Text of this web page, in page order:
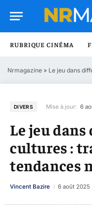
RUBRIQUE CINÉMA
Nrmagazine » Le jeu dans
DIVERS Mise à jour: 6
Le jeu
cultures :
tendances
Vincent Bazire 6 août 2025